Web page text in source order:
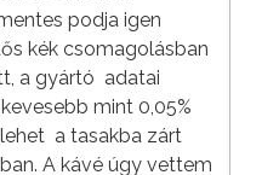
podja igen
kék csomagolásban
a gyártó adatai
mint 0,05%
a tasakba zárt
A kávé úgy vettem